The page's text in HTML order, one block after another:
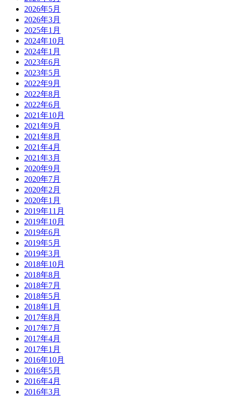
2026年5月
2026年3月
2025年1月
2024年10月
2024年1月
2023年6月
2023年5月
2022年9月
2022年8月
2022年6月
2021年10月
2021年9月
2021年8月
2021年4月
2021年3月
2020年9月
2020年7月
2020年2月
2020年1月
2019年11月
2019年10月
2019年6月
2019年5月
2019年3月
2018年10月
2018年8月
2018年7月
2018年5月
2018年1月
2017年8月
2017年7月
2017年4月
2017年1月
2016年10月
2016年5月
2016年4月
2016年3月